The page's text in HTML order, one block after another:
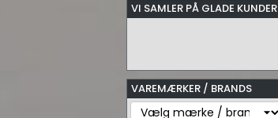
VI SAMLER PÅ GLADE KUNDER
VAREMÆRKER / BRANDS